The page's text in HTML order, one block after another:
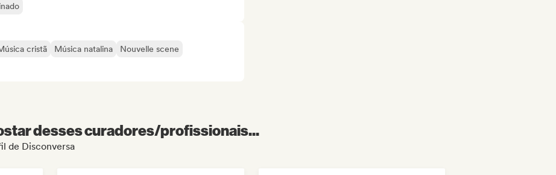
cristã Música natalina
Nouvelle scene
desses curadores/profissionais...
de Disconversa